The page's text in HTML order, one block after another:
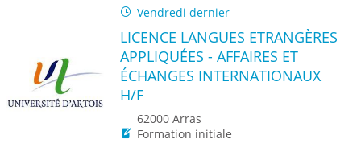
Annuler
Vendredi dernier
LICENCE LANGUES ETRANGÈRES
APPLIQUÉES - AFFAIRES ET
ÉCHANGES INTERNATIONAUX
H/F
62000 Arras
Formation initiale